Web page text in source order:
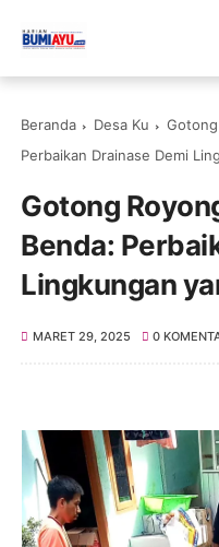
Beranda Desa Ku
Perbaikan Drainase Demi
Gotong
Benda:
Lingkungan
MARET 29, 2025 0